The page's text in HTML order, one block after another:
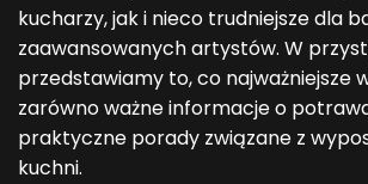
kucharzy, jak i nieco trudniejsze dla
zaawansowanych artystów. W
przedstawiamy to, co najważniejsze
zarówno ważne informacje o
praktyczne porady związane z
kuchni.